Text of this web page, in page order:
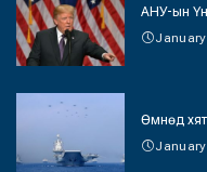
АНУ-ын
Өмнөд